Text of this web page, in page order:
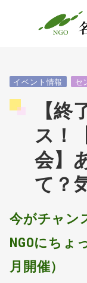
イベント情報 セ
【
ス！
会】
て？
今がチャン
NGOにちょ
月開催）